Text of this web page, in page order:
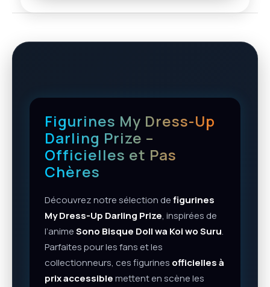
Figurines My Dress-Up
Darling Prize –
Officielles et Pas
Chères
Découvrez notre sélection defigurines
My Dress-Up Darling Prize, inspirées de
l’animeSono Bisque Doll wa Koi wo Suru.
Parfaites pour les fans et les
collectionneurs, ces figurines officielles à
prix accessiblemettent en scène les